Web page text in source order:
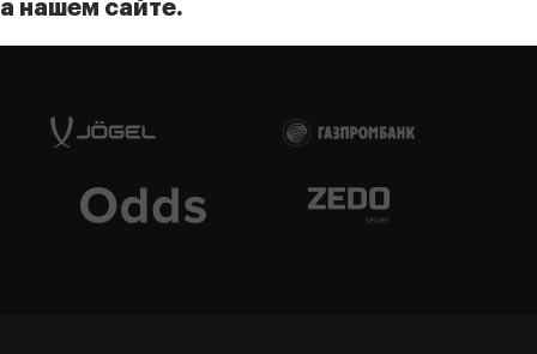
нашем сайте.